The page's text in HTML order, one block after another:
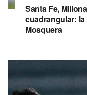
Santa Fe,
cuadrangular:
Mosquera